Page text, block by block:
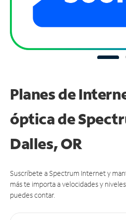
Planes de
óptica de
Dalles, OR
Suscríbete a Spectrum Internet y
más te importa a velocidades y
puedes contar.